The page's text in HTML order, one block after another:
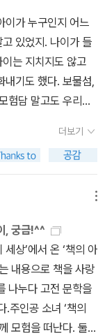
이가 누구인지 어느
있었지. 나이가 들
는 지치지도 않고
내기도 했다. 보물섬,
험담 말고도 우리나
) 책의 아이가 실어
중에도 책의 아이를
과 '성품서점' Eslite
같은 구성에 어린이
그림책은 있었지만
. 서운하네, 그렇게
드는 이야기는 안궁금
이들이 휴게실에서
아이를 잠깐, 혹은
더보기
, 궁금!^^
상’에서 온 ‘책의 아
내용으로 책을 사랑
나누다 고전 문학을
주인공 소녀 ‘책의
모험을 떠난다. 둘은